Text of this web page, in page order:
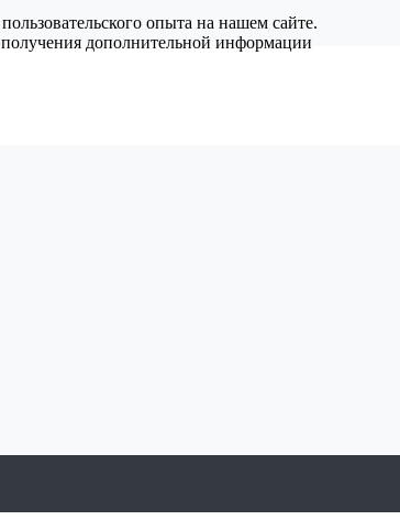
опыта на нашем сайте.
дополнительной информации